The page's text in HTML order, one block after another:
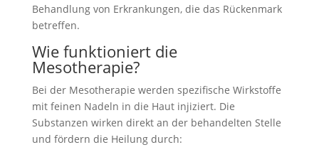
Behandlung von Erkrankungen, die das Rückenmark
betreffen.
Wie funktioniert die
Mesotherapie?
Bei der Mesotherapie werden spezifische Wirkstoffe
mit feinen Nadeln in die Haut injiziert. Die
Substanzen wirken direkt an der behandelten Stelle
und fördern die Heilung durch: